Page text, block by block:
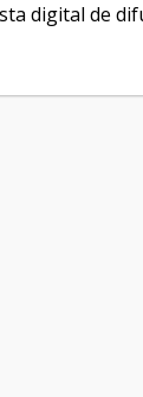
digital de